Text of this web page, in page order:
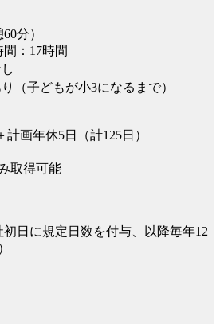
分）
：17時間
（子どもが小3になるまで）
画年休5日（計125日）
取得可能
日に規定日数を付与、以降毎年12